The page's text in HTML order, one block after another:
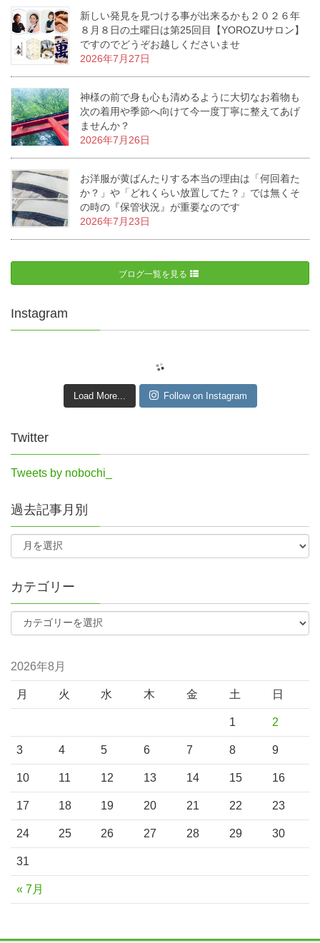
新しい発見を見つける事が出来るかも２０２６年
８月８日の土曜日は第25回目【YOROZUサロン】
ですのでどうぞお越しくださいませ
2026年7月27日
神様の前で身も心も清めるように大切なお着物も
次の着用や季節へ向けて今一度丁寧に整えてあげ
ませんか？
2026年7月26日
お洋服が黄ばんたりする本当の理由は「何回着た
か？」や「どれくらい放置してた？」では無くそ
の時の『保管状況』が重要なのです
2026年7月23日
ブログ一覧を見る
Instagram
Load More... Follow on Instagram
Twitter
Tweets by nobochi_
過去記事月別
カテゴリー
2026年8月
月 火 水 木 金 土 日
« 7月
1 2
3 4 5 6 7 8 9
10 11 12 13 14 15 16
17 18 19 20 21 22 23
24 25 26 27 28 29 30
31